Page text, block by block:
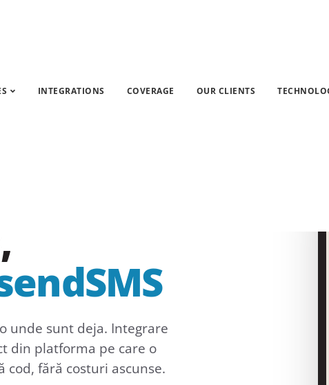
INTEGRATIONS COVERAGE OUR CLIENTS
unde sunt deja. Integrare
din platforma pe care o
fără costuri ascunse.